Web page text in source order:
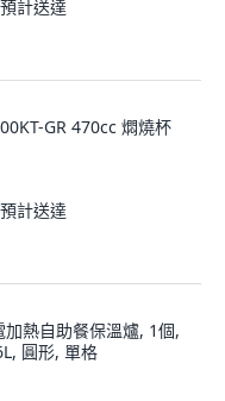
預計送達
GR 470cc 燜燒杯
預計送達
熱自助餐保溫爐, 1個,
圓形, 單格